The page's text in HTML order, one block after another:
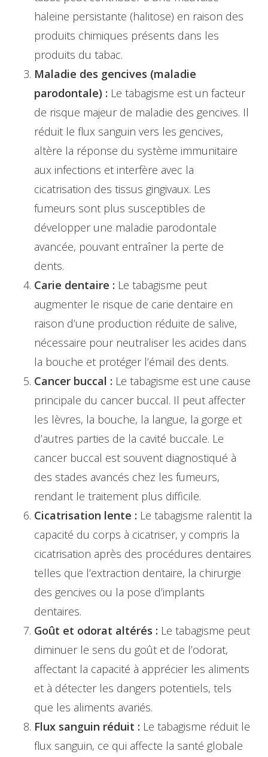
haleine persistante (halitose) en raison des
produits chimiques présents dans les
produits du tabac.
Maladie des gencives (maladie
parodontale) : Le tabagisme est un facteur
de risque majeur de maladie des gencives. Il
réduit le flux sanguin vers les gencives,
altère la réponse du système immunitaire
aux infections et interfère avec la
cicatrisation des tissus gingivaux. Les
fumeurs sont plus susceptibles de
développer une maladie parodontale
avancée, pouvant entraîner la perte de
dents.
Carie dentaire : Le tabagisme peut
augmenter le risque de carie dentaire en
raison d’une production réduite de salive,
nécessaire pour neutraliser les acides dans
la bouche et protéger l’émail des dents.
Cancer buccal : Le tabagisme est une cause
principale du cancer buccal. Il peut affecter
les lèvres, la bouche, la langue, la gorge et
d’autres parties de la cavité buccale. Le
cancer buccal est souvent diagnostiqué à
des stades avancés chez les fumeurs,
rendant le traitement plus difficile.
Cicatrisation lente : Le tabagisme ralentit la
capacité du corps à cicatriser, y compris la
cicatrisation après des procédures dentaires
telles que l’extraction dentaire, la chirurgie
des gencives ou la pose d’implants
dentaires.
Goût et odorat altérés : Le tabagisme peut
diminuer le sens du goût et de l’odorat,
affectant la capacité à apprécier les aliments
et à détecter les dangers potentiels, tels
que les aliments avariés.
Flux sanguin réduit : Le tabagisme réduit le
flux sanguin, ce qui affecte la santé globale